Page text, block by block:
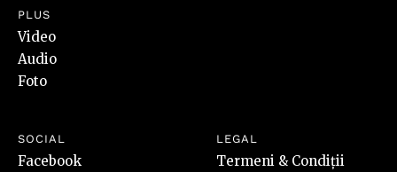
PLUS
Video
Audio
Foto
SOCIAL
Facebook
LEGAL
Termeni & Condiții